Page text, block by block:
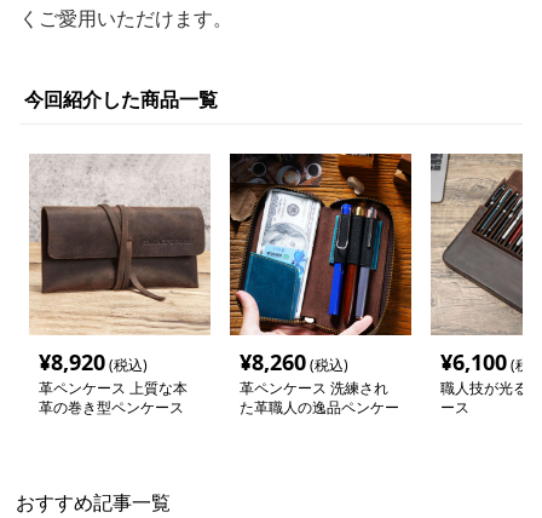
くご愛用いただけます。
今回紹介した商品一覧
¥8,920(税込)
革ペンケース 上質な本
革の巻き型ペンケース
¥8,260(税込)
革ペンケース 洗練され
た革職人の逸品ペンケー
¥6,100(税
職人技が光る
ース
おすすめ記事一覧